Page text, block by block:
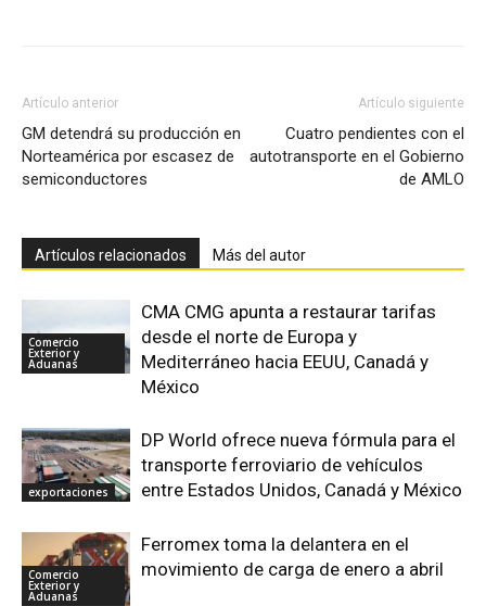
Artículo anterior
GM detendrá su producción en
Norteamérica por escasez de
semiconductores
Artículo siguiente
Cuatro pendientes con el
autotransporte en el Gobierno
de AMLO
Artículos relacionados Más del autor
Comercio
Exterior y
Aduanas
CMA CMG apunta a restaurar tarifas
desde el norte de Europa y
Mediterráneo hacia EEUU, Canadá y
México
exportaciones
DP World ofrece nueva fórmula para el
transporte ferroviario de vehículos
entre Estados Unidos, Canadá y México
Comercio
Exterior y
Aduanas
Ferromex toma la delantera en el
movimiento de carga de enero a abril